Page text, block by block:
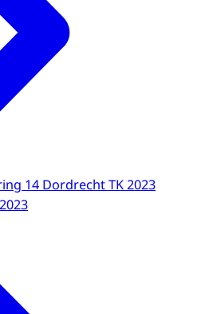
14 Dordrecht TK 2023